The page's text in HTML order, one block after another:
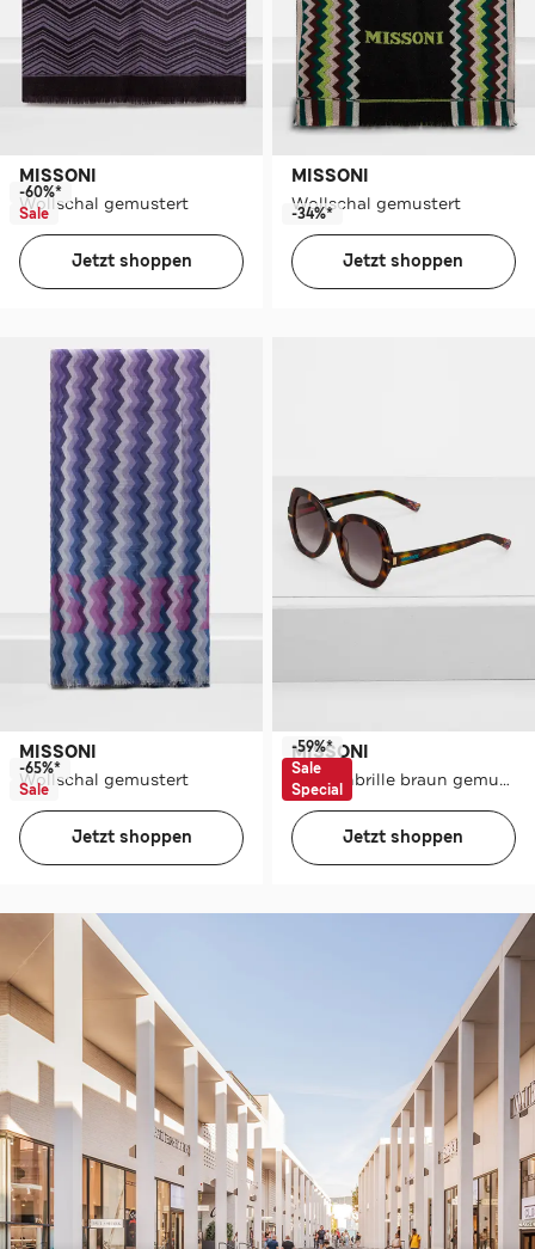
MISSONI
Wollschal gemustert
-60%*
Sale
Jetzt shoppen
MISSONI
Wollschal gemustert
-34%*
Jetzt shoppen
MISSONI
Wollschal gemustert
-65%*
Sale
Jetzt shoppen
MISSONI
Sonnenbrille braun gemustert
-59%*
Sale
Special
Jetzt shoppen